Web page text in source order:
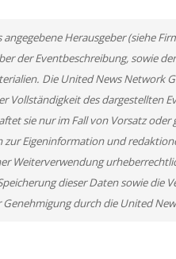
Herausgeber (siehe
der Eventbeschreibung, sowie
Die United News Network
des dargestellten
sie nur im Fall von Vorsatz oder
Eigeninformation und
Weiterverwendung
dieser Daten sowie die
durch die United